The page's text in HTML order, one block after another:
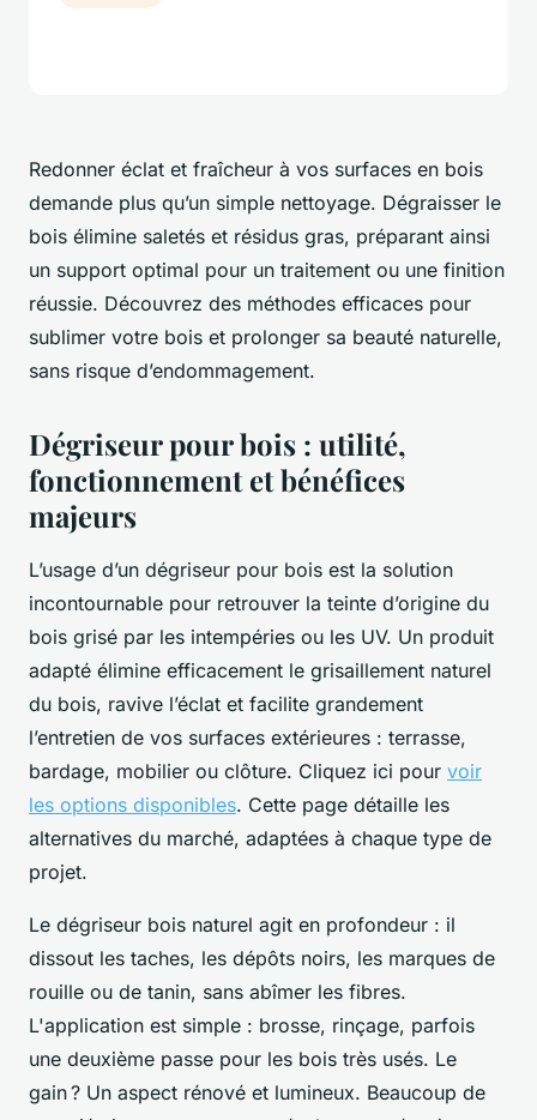
Redonner éclat et fraîcheur à vos surfaces en bois
demande plus qu’un simple nettoyage. Dégraisser le
bois élimine saletés et résidus gras, préparant ainsi
un support optimal pour un traitement ou une finition
réussie. Découvrez des méthodes efficaces pour
sublimer votre bois et prolonger sa beauté naturelle,
sans risque d’endommagement.
Dégriseur pour bois : utilité,
fonctionnement et bénéfices
majeurs
L’usage d’un dégriseur pour bois est la solution
incontournable pour retrouver la teinte d’origine du
bois grisé par les intempéries ou les UV. Un produit
adapté élimine efficacement le grisaillement naturel
du bois, ravive l’éclat et facilite grandement
l’entretien de vos surfaces extérieures : terrasse,
bardage, mobilier ou clôture. Cliquez ici pour voir
les options disponibles. Cette page détaille les
alternatives du marché, adaptées à chaque type de
projet.
Le dégriseur bois naturel agit en profondeur : il
dissout les taches, les dépôts noirs, les marques de
rouille ou de tanin, sans abîmer les fibres.
L'application est simple : brosse, rinçage, parfois
une deuxième passe pour les bois très usés. Le
gain ? Un aspect rénové et lumineux. Beaucoup de